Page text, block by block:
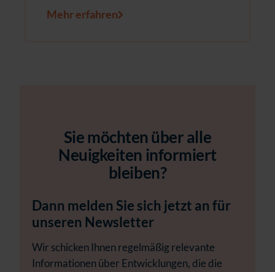
Mehr erfahren
Sie möchten über alle
Neuigkeiten informiert
bleiben?
Dann melden Sie sich jetzt an für
unseren Newsletter
Wir schicken Ihnen regelmäßig relevante
Informationen über Entwicklungen, die die